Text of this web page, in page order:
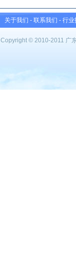
关于我们 - 联系我们 - 行业
Copyright © 2010-2011 广